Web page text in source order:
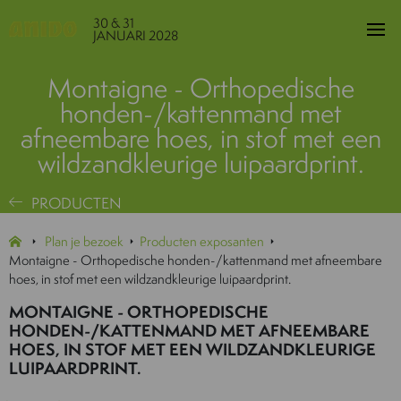
30 & 31
JANUARI 2028
Montaigne - Orthopedische
honden-/kattenmand met
afneembare hoes, in stof met een
wildzandkleurige luipaardprint.
PRODUCTEN
Plan je bezoek
Producten exposanten
Montaigne - Orthopedische honden-/kattenmand met afneembare
hoes, in stof met een wildzandkleurige luipaardprint.
MONTAIGNE - ORTHOPEDISCHE
HONDEN-/KATTENMAND MET AFNEEMBARE
HOES, IN STOF MET EEN WILDZANDKLEURIGE
LUIPAARDPRINT.